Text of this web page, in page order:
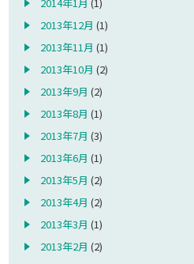
2013年12月 (1)
2013年11月 (1)
2013年10月 (2)
2013年9月 (2)
2013年8月 (1)
2013年7月 (3)
2013年6月 (1)
2013年5月 (2)
2013年4月 (2)
2013年3月 (1)
2013年2月 (2)